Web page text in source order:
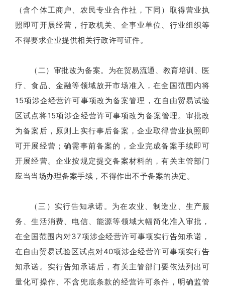
（含个体工商户、农民专业合作社，下同）取得营业执
照即可开展经营，行政机关、企事业单位、行业组织等
不得要求企业提供相关行政许可证件。
（二）审批改为备案。为在贸易流通、教育培训、医
疗、食品、金融等领域放开市场准入，在全国范围内将
15项涉企经营许可事项改为备案管理，在自由贸易试验
区试点将15项涉企经营许可事项改为备案管理。审批改
为备案后，原则上实行事后备案，企业取得营业执照即
可开展经营；确需事前备案的，企业完成备案手续即可
开展经营。企业按规定提交备案材料的，有关主管部门
应当当场办理备案手续，不得作出不予备案的决定。
（三）实行告知承诺。为在农业、制造业、生产服
务、生活消费、电信、能源等领域大幅简化准入审批，
在全国范围内对37项涉企经营许可事项实行告知承诺，
在自由贸易试验区试点对40项涉企经营许可事项实行告
知承诺。实行告知承诺后，有关主管部门要依法列出可
量化可操作、不含兜底条款的经营许可条件，明确监管